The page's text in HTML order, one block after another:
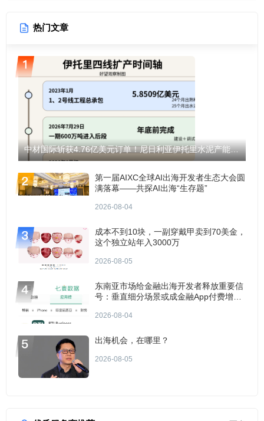
热门文章
中材国际斩获4.76亿美元订单！尼日利亚伊托里水泥产能将翻倍至1200万吨！
第一届AIXC全球AI出海开发者生态大会圆
满落幕——共探AI出海“生存题”
2026-08-04
成本不到10块，一副穿戴甲卖到70美金，
这个独立站年入3000万
2026-08-05
东南亚市场给金融出海开发者释放重要信
号：垂直细分场景或成金融App付费增长
2026-08-04
出海机会，在哪里？
2026-08-05